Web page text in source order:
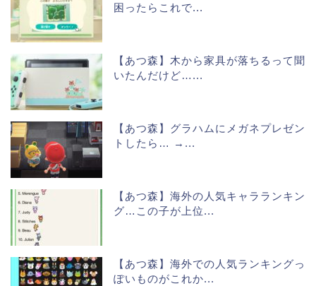
困ったらこれで...
【あつ森】木から家具が落ちるって聞
いたんだけど…...
【あつ森】グラハムにメガネプレゼン
トしたら… →...
【あつ森】海外の人気キャラランキン
グ…この子が上位...
【あつ森】海外での人気ランキングっ
ぽいものがこれか...